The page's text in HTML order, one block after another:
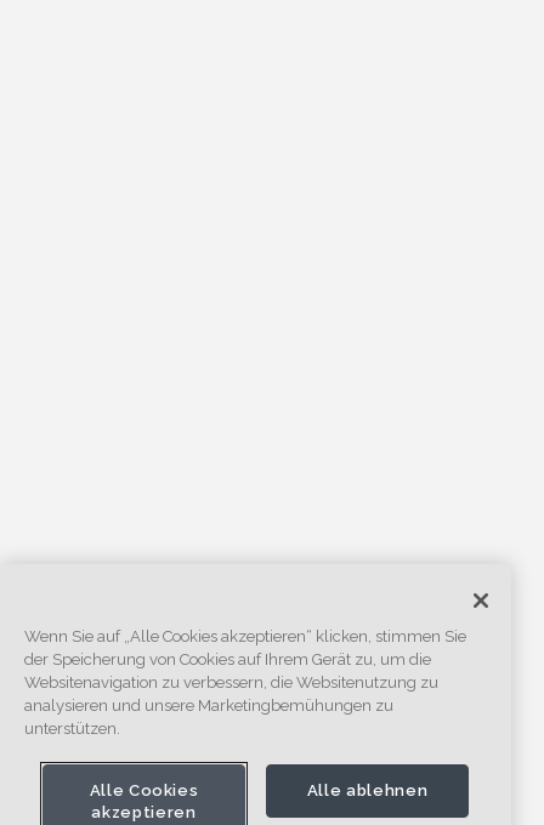
Wenn Sie auf „Alle Cookies akzeptieren“ klicken, stimmen Sie
der Speicherung von Cookies auf Ihrem Gerät zu, um die
Websitenavigation zu verbessern, die Websitenutzung zu
analysieren und unsere Marketingbemühungen zu
unterstützen.
Alle Cookies
akzeptieren
Alle ablehnen